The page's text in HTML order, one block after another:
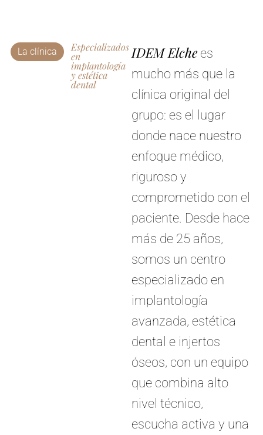
La clínica Especializados
en
implantología
y estética
dental
IDEM Elche es
mucho más que la
clínica original del
grupo: es el lugar
donde nace nuestro
enfoque médico,
riguroso y
comprometido con el
paciente. Desde hace
más de 25 años,
somos un centro
especializado en
implantología
avanzada, estética
dental e injertos
óseos, con un equipo
que combina alto
nivel técnico,
escucha activa y una